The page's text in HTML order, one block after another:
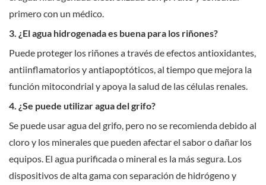
primero con un médico.
3. ¿El agua hidrogenada es buena para los riñones?
Puede proteger los riñones a través de efectos antioxidantes,
antiinflamatorios y antiapoptóticos, al tiempo que mejora la
función mitocondrial y apoya la salud de las células renales.
4. ¿Se puede utilizar agua del grifo?
Se puede usar agua del grifo, pero no se recomienda debido al
cloro y los minerales que pueden afectar el sabor o dañar los
equipos. El agua purificada o mineral es la más segura. Los
dispositivos de alta gama con separación de hidrógeno y